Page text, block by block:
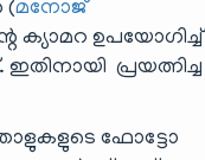
(മനോജ്
ക്യാമറ ഉപയോഗിച്ച്
പ്രയത്നിച്ച
താളുകളുടെ ഫോട്ടോ